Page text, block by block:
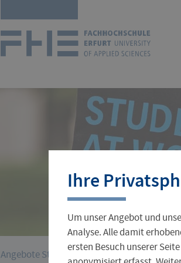
Studienorganisation
Wissenschaftlicher Nachwuchs
International Office
Jobs für Studierende
Hochschulleitung
Sie
Angebote Studium und Weiterbildung ›
Ihre
Um unser Angebot und
Analyse. Alle damit
ersten Besuch unserer